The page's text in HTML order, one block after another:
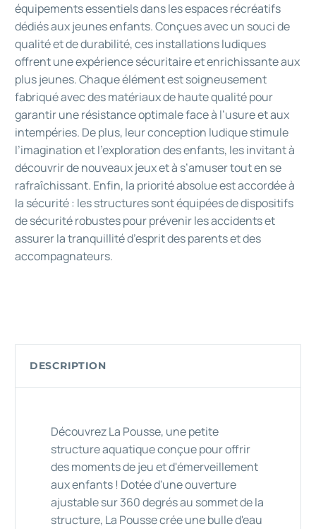
équipements essentiels dans les espaces récréatifs
dédiés aux jeunes enfants. Conçues avec un souci de
qualité et de durabilité, ces installations ludiques
offrent une expérience sécuritaire et enrichissante aux
plus jeunes. Chaque élément est soigneusement
fabriqué avec des matériaux de haute qualité pour
garantir une résistance optimale face à l’usure et aux
intempéries. De plus, leur conception ludique stimule
l’imagination et l’exploration des enfants, les invitant à
découvrir de nouveaux jeux et à s’amuser tout en se
rafraîchissant. Enfin, la priorité absolue est accordée à
la sécurité : les structures sont équipées de dispositifs
de sécurité robustes pour prévenir les accidents et
assurer la tranquillité d’esprit des parents et des
accompagnateurs.
DESCRIPTION
Découvrez La Pousse, une petite
structure aquatique conçue pour offrir
des moments de jeu et d'émerveillement
aux enfants ! Dotée d'une ouverture
ajustable sur 360 degrés au sommet de la
structure, La Pousse crée une bulle d'eau